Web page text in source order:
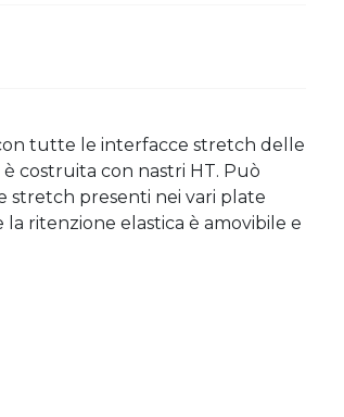
tutte le interfacce stretch delle
costruita con nastri HT. Può
stretch presenti nei vari plate
ritenzione elastica è amovibile e